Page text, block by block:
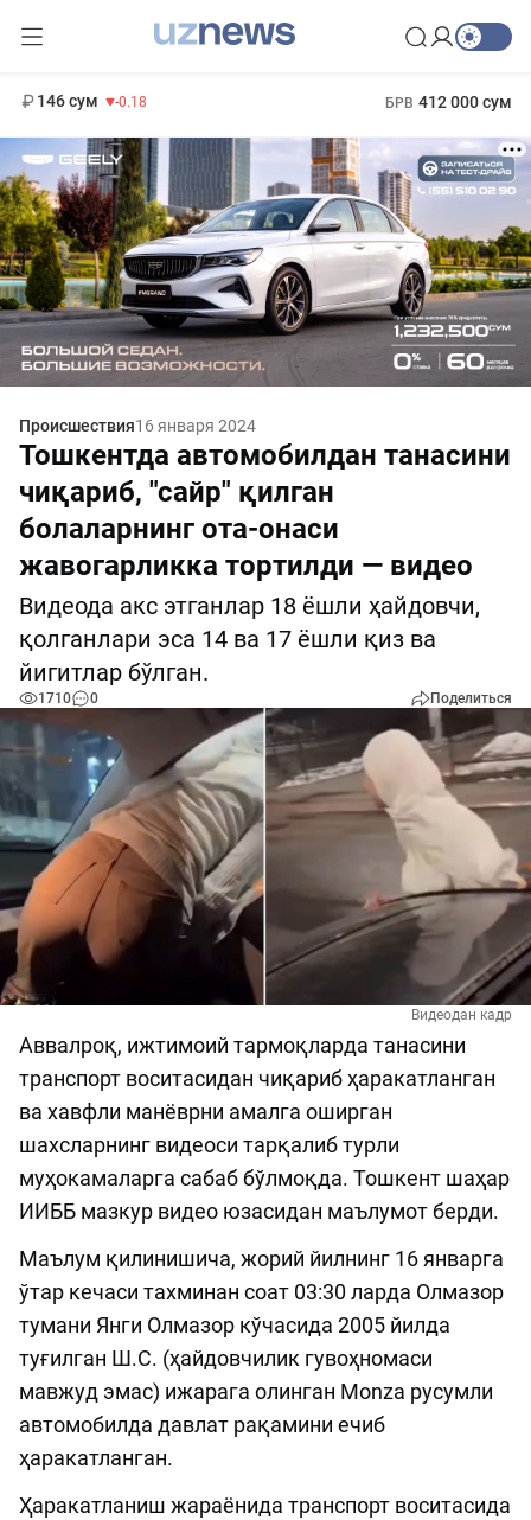
146 сум -0.18 БРВ 412 000 сум
Происшествия16 января 2024
Тошкентда автомобилдан танасини
чиқариб, "сайр" қилган
болаларнинг ота-онаси
жавогарликка тортилди — видео
Видеода акс этганлар 18 ёшли ҳайдовчи,
қолганлари эса 14 ва 17 ёшли қиз ва
йигитлар бўлган.
1710 0 Поделиться
Видеодан кадр
Аввалроқ, ижтимоий тармоқларда танасини
транспорт воситасидан чиқариб ҳаракатланган
ва хавфли манёврни амалга оширган
шахсларнинг видеоси тарқалиб турли
муҳокамаларга сабаб бўлмоқда. Тошкент шаҳар
ИИББ мазкур видео юзасидан маълумот берди.
Маълум қилинишича, жорий йилнинг 16 январга
ўтар кечаси тахминан соат 03:30 ларда Олмазор
тумани Янги Олмазор кўчасида 2005 йилда
туғилган Ш.С. (ҳайдовчилик гувоҳномаси
мавжуд эмас) ижарага олинган Monza русумли
автомобилда давлат рақамини ечиб
ҳаракатланган.
Ҳаракатланиш жараёнида транспорт воситасида